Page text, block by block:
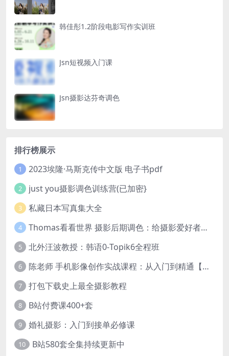
韩佳彤1.2阶段电影写作实训班
Jsn短视频入门课
Jsn摄影达芬奇调色
排行榜展示
1 2023埃隆·马斯克传中文版 电子书pdf
2 just you摄影调色训练营(已加密}
3 私藏日本写真集大全
4 Thomas看看世界 摄影后期调色：给摄影爱好者的色彩课 网盘下载
5 北外汪波教授：韩语0-Topik6全程班
6 陈老师 手机影像创作实战课程：从入门到精通【完结】
7 打包下载史上最全摄影教程
8 B站付费课400+套
9 婚礼摄影：入门到接单必修课
10 B站580套全集持续更新中